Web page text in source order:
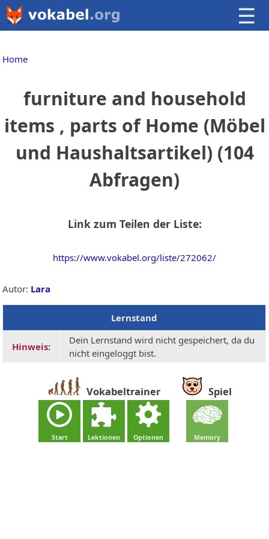
☰
Home
furniture and household
items , parts of Home (Möbel
und Haushaltsartikel) (104
Abfragen)
Link zum Teilen der Liste:
https://www.vokabel.org/liste/272062/
Autor: Lara
Lernstand
Hinweis:
Dein Lernstand wird nicht gespeichert, da du
nicht eingeloggt bist.
Vokabeltrainer
Start Lektionen Optionen
Spiel
Memory